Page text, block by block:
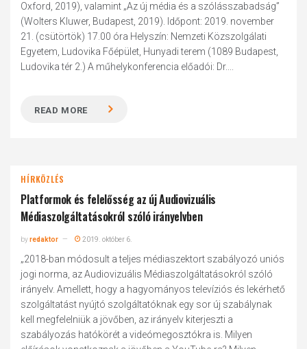
Oxford, 2019), valamint „Az új média és a szólásszabadság”
(Wolters Kluwer, Budapest, 2019). Időpont: 2019. november
21. (csütörtök) 17.00 óra Helyszín: Nemzeti Közszolgálati
Egyetem, Ludovika Főépület, Hunyadi terem (1089 Budapest,
Ludovika tér 2.) A műhelykonferencia előadói: Dr....
READ MORE
HÍRKÖZLÉS
Platformok és felelősség az új Audiovizuális
Médiaszolgáltatásokról szóló irányelvben
byredaktor 2019. október 6.
„2018-ban módosult a teljes médiaszektort szabályozó uniós
jogi norma, az Audiovizuális Médiaszolgáltatásokról szóló
irányelv. Amellett, hogy a hagyományos televíziós és lekérhető
szolgáltatást nyújtó szolgáltatóknak egy sor új szabálynak
kell megfelelniük a jövőben, az irányelv kiterjeszti a
szabályozás hatókörét a videómegosztókra is. Milyen